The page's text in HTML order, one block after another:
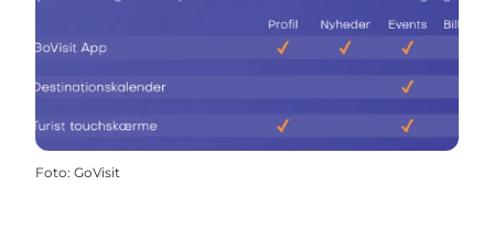
Foto: GoVisit